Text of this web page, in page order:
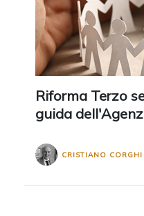
Riforma Terzo
guida
CRISTIANO CORGHI